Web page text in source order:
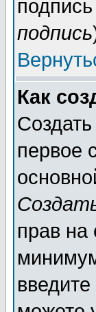
подпись
Как
первое
прав на